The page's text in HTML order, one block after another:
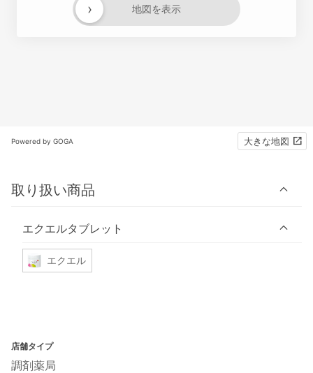
地図を表示
›
Powered by GOGA 大きな地図
取り扱い商品
エクエルタブレット
エクエル
店舗タイプ
調剤薬局